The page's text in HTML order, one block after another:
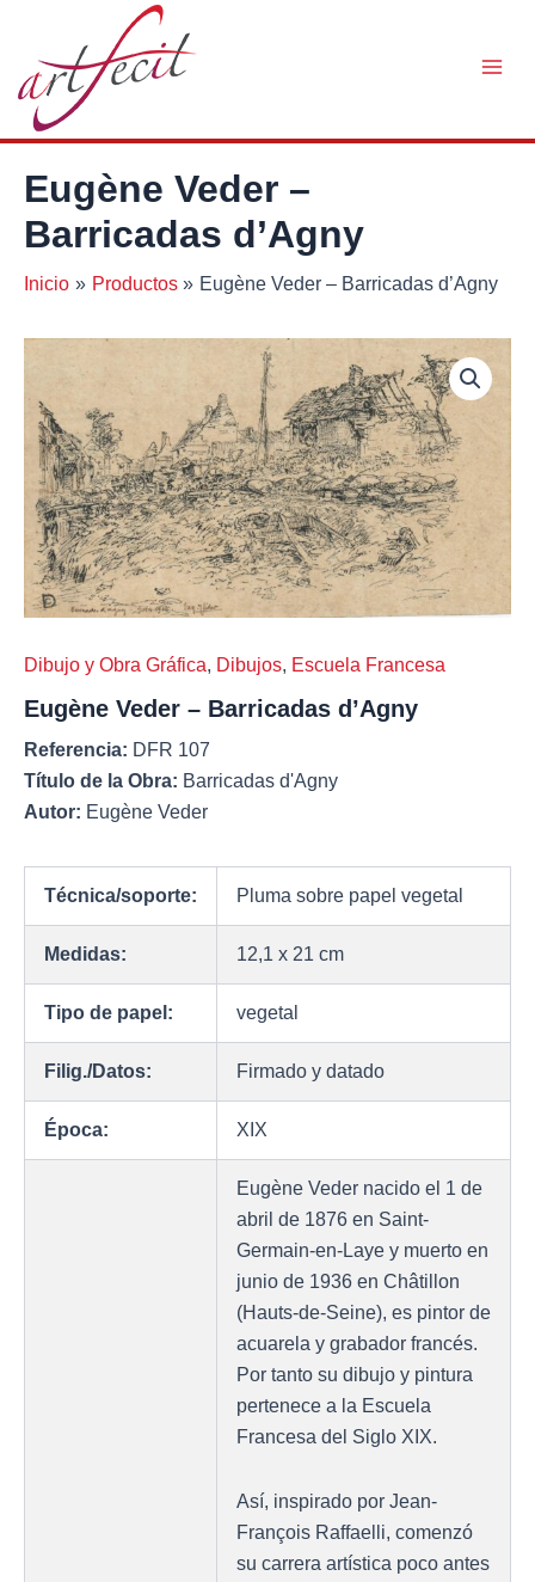
contenido
Eugène Veder –
Barricadas d’Agny
Inicio Productos Eugène Veder – Barricadas d’Agny
Dibujo y Obra Gráfica, Dibujos, Escuela Francesa
Eugène Veder – Barricadas d’Agny
Referencia: DFR 107
Título de la Obra: Barricadas d'Agny
Autor: Eugène Veder
Técnica/soporte: Pluma sobre papel vegetal
Medidas: 12,1 x 21 cm
Tipo de papel: vegetal
Filig./Datos: Firmado y datado
Época: XIX
Eugène Veder nacido el 1 de
abril de 1876 en Saint-
Germain-en-Laye y muerto en
junio de 1936 en Châtillon
(Hauts-de-Seine), es pintor de
acuarela y grabador francés.
Por tanto su dibujo y pintura
pertenece a la Escuela
Francesa del Siglo XIX.
Así, inspirado por Jean-
François Raffaelli, comenzó
su carrera artística poco antes